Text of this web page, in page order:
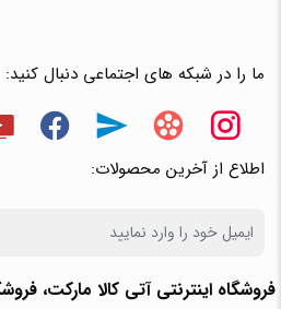
ما را در شبکه های اجتماعی دنبال کنید:
اطلاع از آخرین محصولات:
فروشگاه اینترنتی آتی‌ کالا مارکت،